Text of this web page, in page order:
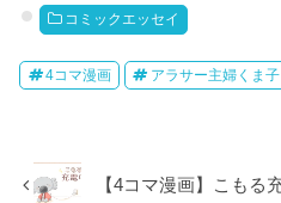
コミックエッセイ
4コマ漫画 アラサー主婦くま子
【4コマ漫画】こもる